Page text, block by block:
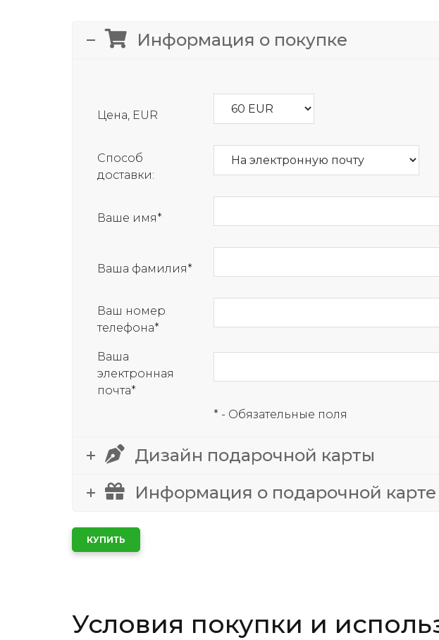
Информация о покупке
Цена, EUR
Способ
доставки:
Ваше имя*
Ваша фамилия*
Ваш номер
телефона*
Ваша
электронная
почта*
* - Обязательные поля
Дизайн подарочной карты
Информация о подарочной карте
Условия покупки и